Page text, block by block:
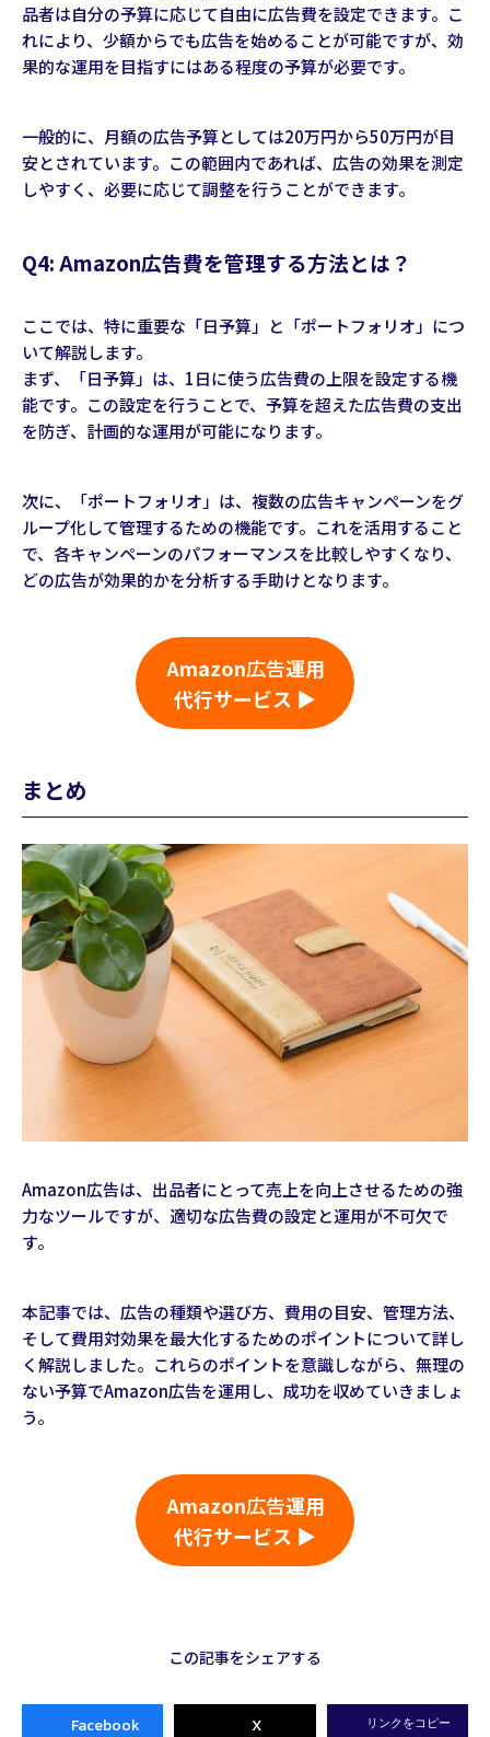
品者は自分の予算に応じて自由に広告費を設定できます。こ
れにより、少額からでも広告を始めることが可能ですが、効
果的な運用を目指すにはある程度の予算が必要です。
一般的に、月額の広告予算としては20万円から50万円が目
安とされています。この範囲内であれば、広告の効果を測定
しやすく、必要に応じて調整を行うことができます。
Q4: Amazon広告費を管理する方法とは？
ここでは、特に重要な「日予算」と「ポートフォリオ」につ
いて解説します。
まず、「日予算」は、1日に使う広告費の上限を設定する機
能です。この設定を行うことで、予算を超えた広告費の支出
を防ぎ、計画的な運用が可能になります。
次に、「ポートフォリオ」は、複数の広告キャンペーンをグ
ループ化して管理するための機能です。これを活用すること
で、各キャンペーンのパフォーマンスを比較しやすくなり、
どの広告が効果的かを分析する手助けとなります。
Amazon広告運用
代行サービス ▶
まとめ
Amazon広告は、出品者にとって売上を向上させるための強
力なツールですが、適切な広告費の設定と運用が不可欠で
す。
本記事では、広告の種類や選び方、費用の目安、管理方法、
そして費用対効果を最大化するためのポイントについて詳し
く解説しました。これらのポイントを意識しながら、無理の
ない予算でAmazon広告を運用し、成功を収めていきましょ
う。
Amazon広告運用
代行サービス ▶
この記事をシェアする
Facebook X リンクをコピー